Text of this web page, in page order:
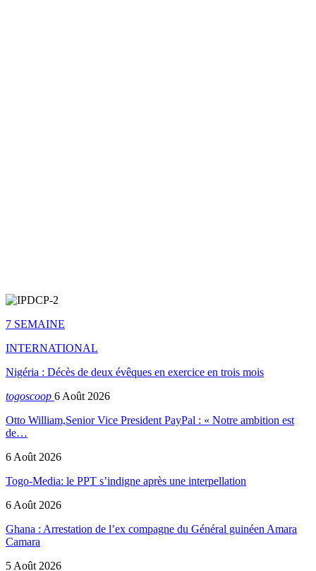
7 SEMAINE
INTERNATIONAL
Nigéria : Décès de deux évêques en exercice en trois mois
togoscoop 6 Août 2026
Otto William,Senior Vice President PayPal : « Notre ambition est
de…
6 Août 2026
Togo-Media: le PPT s’indigne après une interpellation
6 Août 2026
Ghana : Arrestation de l’ex compagne du Général guinéen Amara
Camara
5 Août 2026